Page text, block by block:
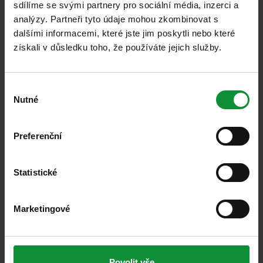
sdílíme se svými partnery pro sociální média, inzerci a
analýzy. Partneři tyto údaje mohou zkombinovat s
dalšími informacemi, které jste jim poskytli nebo které
získali v důsledku toho, že používáte jejich služby.
souhlasu
Nutné
Preferenční
Statistické
Marketingové
Eisberg Caesar podle chuti. Jakmile budou tortilly
hotové, přidejte maso, tenké plátky nebo
nastrouhaný sýr, salát a směs zakysané smetany.
Eisberg tip:
přidejte do zakysané smetany chili nebo přidejte
Přidejte více cheddaru pro intenzivnější chuť.